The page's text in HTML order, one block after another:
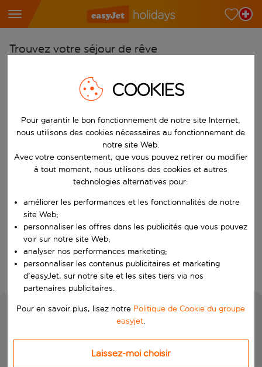
Trouvez votre séjour de rêve
Choisissez votre aéroport
Commencez à taper pour la saisie automatique. Lorsque les
Choisissez votre destination
Vers
Choisissez vos dates
Quand
Rechercher
COOKIES
Pour garantir le bon fonctionnement de notre site Internet,
nous utilisons des cookies nécessaires au fonctionnement de
notre site Web.
Avec votre consentement, que vous pouvez retirer ou modifier
à tout moment, nous utilisons des cookies et autres
technologies alternatives pour:
améliorer les performances et les fonctionnalités de notre
site Web;
personnaliser les offres dans les publicités que vous pouvez
voir sur notre site Web;
analyser nos performances marketing;
personnaliser les contenus publicitaires et marketing
d'easyJet, sur notre site et les sites tiers via nos
partenaires publicitaires.
Pour en savoir plus, lisez notre Politique de Cookie du groupe
easyjet.
Laissez-moi choisir